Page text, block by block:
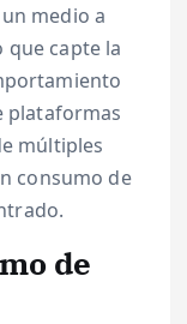
medio a
capte la
plataformas
múltiples
consumo de
de